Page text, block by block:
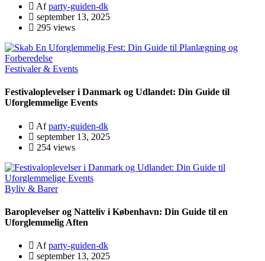
Afparty-guiden-dk
september 13, 2025
295 views
Festivaler & Events
Festivaloplevelser i Danmark og Udlandet: Din Guide til
Uforglemmelige Events
Afparty-guiden-dk
september 13, 2025
254 views
Byliv & Barer
Baroplevelser og Natteliv i København: Din Guide til en
Uforglemmelig Aften
Afparty-guiden-dk
september 13, 2025